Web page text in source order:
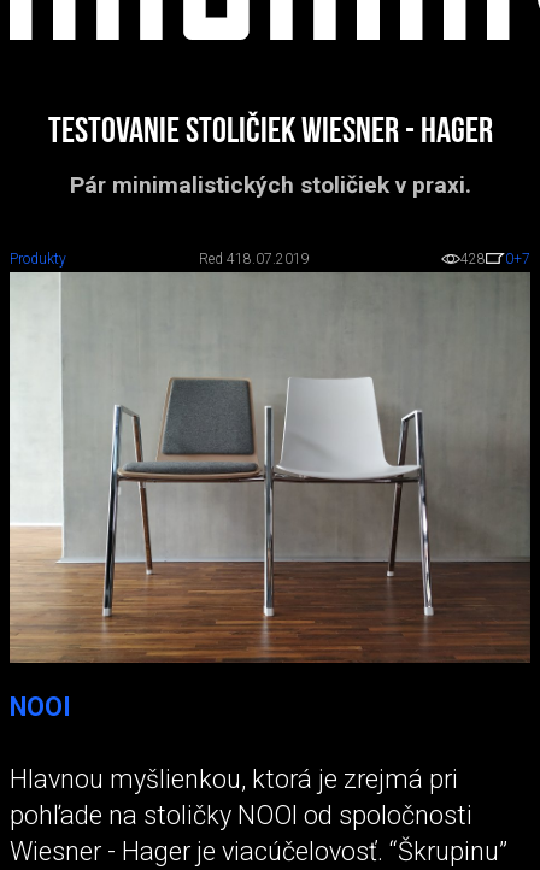
Testovanie stoličiek Wiesner - Hager
Pár minimalistických stoličiek v praxi.
Produkty Red 418.07.2019 428 0+7
NOOI
Hlavnou myšlienkou, ktorá je zrejmá pri
pohľade na stoličky NOOI od spoločnosti
Wiesner - Hager je viacúčelovosť. “Škrupinu”